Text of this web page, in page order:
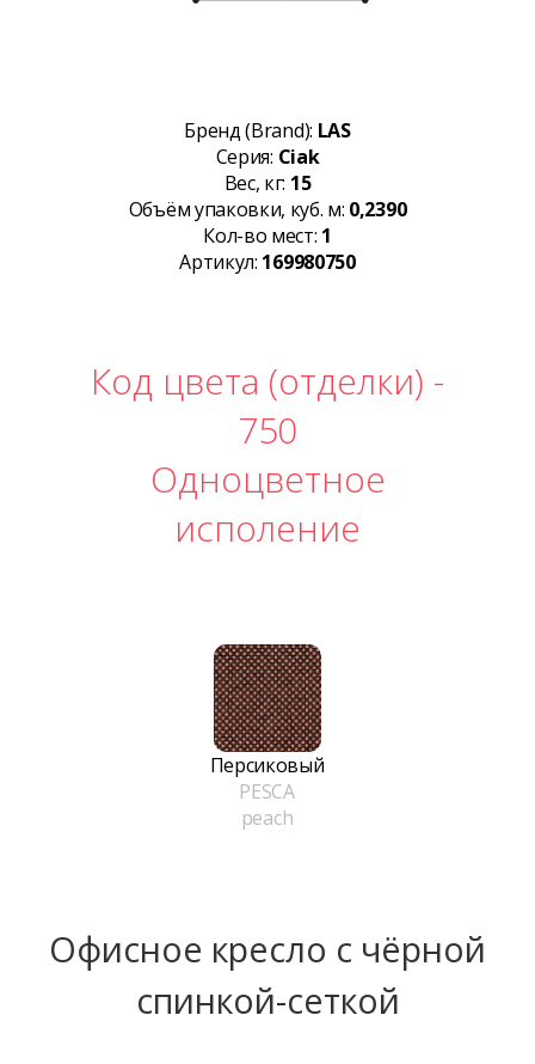
Бренд (Brand): LAS
Серия: Ciak
Вес, кг: 15
Объём упаковки, куб. м: 0,2390
Кол-во мест: 1
Артикул: 169980750
Код цвета (отделки) -
750
Одноцветное
исполение
Персиковый
PESCA
peach
Офисное кресло с чёрной
спинкой-сеткой